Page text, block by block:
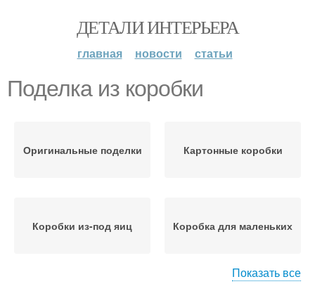
ДЕТАЛИ ИНТЕРЬЕРА
главная новости статьи
Поделка из коробки
Оригинальные поделки Картонные коробки
Коробки из-под яиц Коробка для маленьких
Показать все